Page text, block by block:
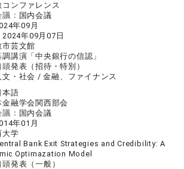
コンファレンス
： 国内会議
年09月
2024年09月07日
市芸文館
調講演「中央銀行の信認」
頭発表（招待・特別）
文・社会 / 金融、ファイナンス
本語
金融学会関西部会
： 国内会議
年01月
大学
Bank Exit Strategies and Credibility: A
Optimazation Model
頭発表（一般）